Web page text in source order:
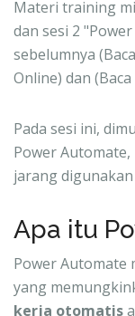
Materi training
dan sesi 2
sebelumnya
Online) dan (Baca
Pada sesi ini,
Power
jarang
Apa itu
Power Automate
yang
kerja otomatis